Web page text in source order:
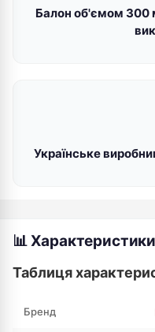
Балон об'ємом 300
Українське
📊 Характеристики
Таблиця
Бренд